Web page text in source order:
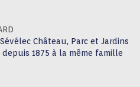
Château, Parc et Jardins
1875 à la même famille